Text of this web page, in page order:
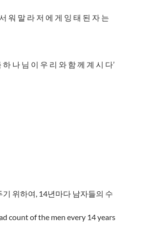
워 말 라 저 에 게 잉 태 된 자 는
나 님 이 우 리 와 함 께 계 시 다’
위하여, 14년마다 남자들의 수
count of the men every 14 years